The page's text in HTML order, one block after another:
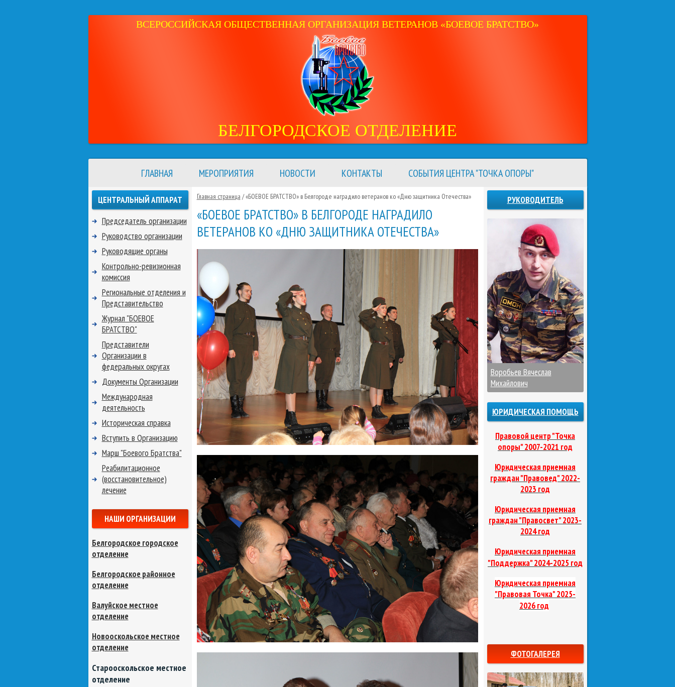
ВСЕРОССИЙСКАЯ ОБЩЕСТВЕННАЯ ОРГАНИЗАЦИЯ ВЕТЕРАНОВ «БОЕВОЕ БРАТСТВО»
БЕЛГОРОДСКОЕ ОТДЕЛЕНИЕ
ГЛАВНАЯ МЕРОПРИЯТИЯ НОВОСТИ КОНТАКТЫ СОБЫТИЯ ЦЕНТРА "ТОЧКА ОПОРЫ"
Главная страница / «БОЕВОЕ БРАТСТВО» в Белгороде наградило ветеранов ко «Дню защитника Отечества»
«БОЕВОЕ БРАТСТВО» В БЕЛГОРОДЕ НАГРАДИЛО
ВЕТЕРАНОВ КО «ДНЮ ЗАЩИТНИКА ОТЕЧЕСТВА»
ЦЕНТРАЛЬНЫЙ АППАРАТ
Председатель организации
Руководство организации
Руководящие органы
Контрольно-ревизионная
комиссия
Региональные отделения и
Представительство
Журнал "БОЕВОЕ
БРАТСТВО"
Представители
Организации в
федеральных округах
Документы Организации
Международная
деятельность
Историческая справка
Вступить в Организацию
Марш "Боевого Братства"
Реабилитационное
(восстановительное)
лечение
НАШИ ОРГАНИЗАЦИИ
Белгородское городское
отделение
Белгородское районное
отделение
Валуйское местное
отделение
Новооскольское местное
отделение
Старооскольское местное
отделение
РУКОВОДИТЕЛЬ
Воробьев Вячеслав
Михайлович
ЮРИДИЧЕСКАЯ ПОМОЩЬ
Правовой центр "Точка
опоры" 2007-2021 год
Юридическая приемная
граждан "Правовед"2022-
2023 год
Юридическая приемная
граждан "Правосвет"2023-
2024 год
Юридическая приемная
"Поддержка"2024-2025 год
Юридическая приемная
"Правовая Точка"2025-
2026 год
ФОТОГАЛЕРЕЯ